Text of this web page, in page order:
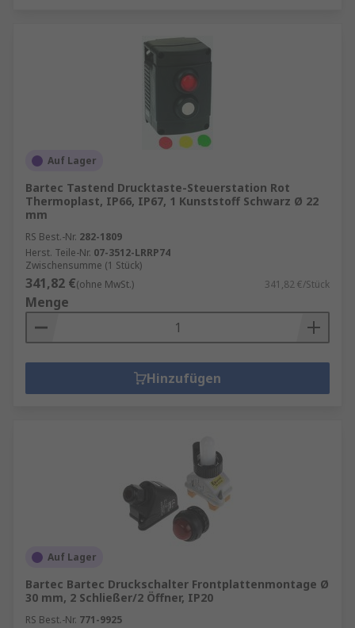
Auf Lager
Bartec Tastend Drucktaste-Steuerstation Rot
Thermoplast, IP66, IP67, 1 Kunststoff Schwarz Ø 22
mm
RS Best.-Nr. 282-1809
Herst. Teile-Nr. 07-3512-LRRP74
Zwischensumme (1 Stück)
341,82 €(ohne MwSt.) 341,82 €/Stück
Menge
Hinzufügen
Auf Lager
Bartec Bartec Druckschalter Frontplattenmontage Ø
30 mm, 2 Schließer/2 Öffner, IP20
RS Best.-Nr. 771-9925